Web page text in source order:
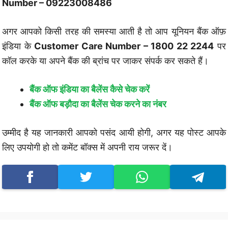
Number – 09223008486
अगर आपको किसी तरह की समस्या आती है तो आप यूनियन बैंक ऑफ़
इंडिया के Customer Care Number – 1800 22 2244 पर
कॉल करके या अपने बैंक की ब्रांच पर जाकर संपर्क कर सकते हैं।
बैंक ऑफ इंडिया का बैलेंस कैसे चेक करें
बैंक ऑफ बड़ौदा का बैलेंस चेक करने का नंबर
उम्मीद है यह जानकारी आपको पसंद आयी होगी, अगर यह पोस्ट आपके
लिए उपयोगी हो तो कमेंट बॉक्स में अपनी राय जरूर दें।